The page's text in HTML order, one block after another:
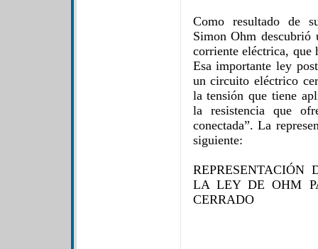
Como resultado de
Simon Ohm descubrió
corriente eléctrica, que
Esa importante ley
un circuito eléctrico
la tensión que tiene
la resistencia que
conectada”. La
siguiente:
LA LEY DE OHM
CERRADO